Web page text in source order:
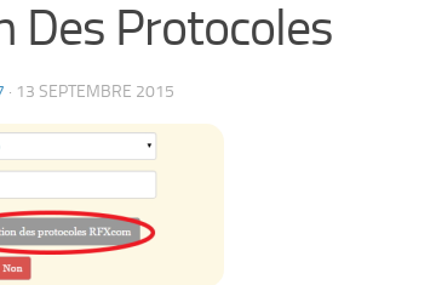
Des Protocoles
· 13 SEPTEMBRE 2015